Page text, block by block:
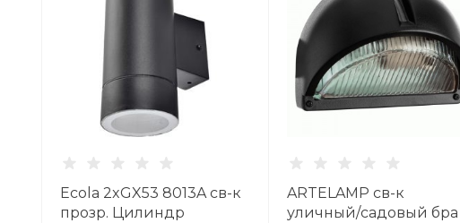
Ecola 2xGX53 8013A св-к
прозр. Цилиндр
ARTELAMP св-к
уличный/садовый бра